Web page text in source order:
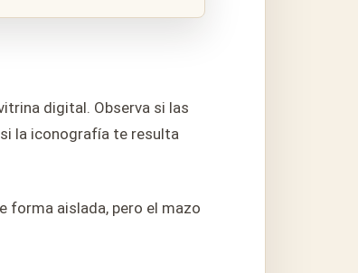
digital. Observa si las
la iconografía te resulta
forma aislada, pero el mazo